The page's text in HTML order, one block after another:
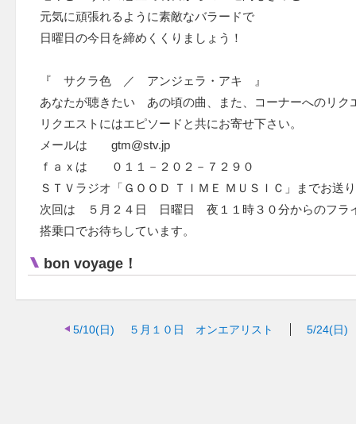
元気に頑張れるように素敵なバラードで
日曜日の今日を締めくくりましょう！
『 サクラ色 ／ アンジェラ・アキ 』
あなたが聴きたい あの頃の曲、また、コーナーへのリク
リクエストにはエピソードと共にお寄せ下さい。
メールは gtm@stv.jp
ｆａｘは ０１１－２０２－７２９０
ＳＴＶラジオ「ＧＯＯＤ ＴＩＭＥ ＭＵＳＩＣ」までお送
次回は ５月２４日 日曜日 夜１１時３０分からのフラ
搭乗口でお待ちしています。
bon voyage！
5/10(日) ５月１０日 オンエアリスト 5/24(日)